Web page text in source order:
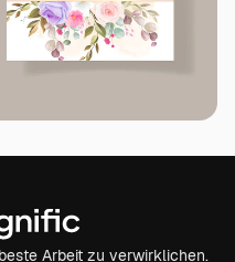
Arbeit zu verwirklichen.